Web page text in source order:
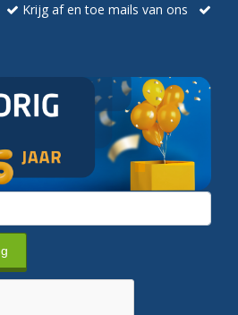
Krijg af en toe mails van ons